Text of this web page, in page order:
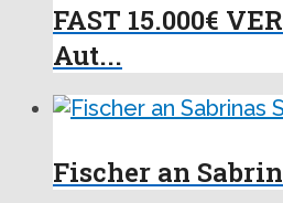
FAST 15.000€
Aut...
Fischer an